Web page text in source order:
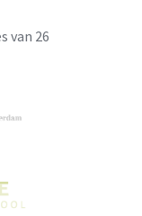
van 26